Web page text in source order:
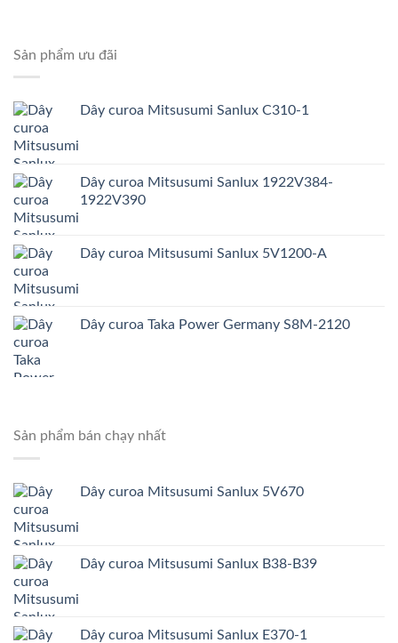
Sản phẩm ưu đãi
Dây curoa Mitsusumi Sanlux C310-1
Dây curoa Mitsusumi Sanlux 1922V384-
1922V390
Dây curoa Mitsusumi Sanlux 5V1200-A
Dây curoa Taka Power Germany S8M-2120
Sản phẩm bán chạy nhất
Dây curoa Mitsusumi Sanlux 5V670
Dây curoa Mitsusumi Sanlux B38-B39
Dây curoa Mitsusumi Sanlux E370-1